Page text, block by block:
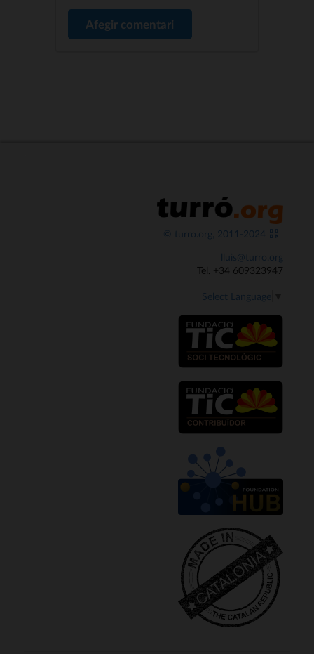
Afegir comentari
© turro.org, 2011-2024
lluis@turro.org
Tel. +34 609323947
Select Language